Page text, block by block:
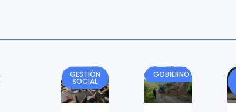
GESTIÓN
SOCIAL
GOBIERNO